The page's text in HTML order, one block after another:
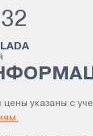
цены указаны с